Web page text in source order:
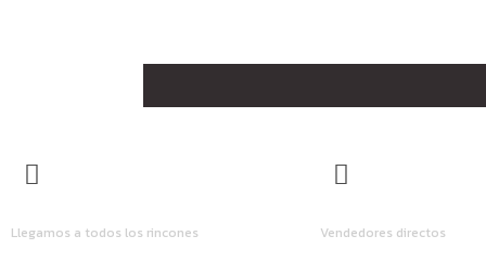
Llegamos a todos los rincones Vendedores directos